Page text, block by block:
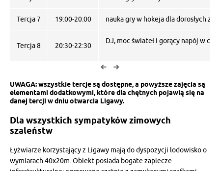
Tercja 7 19:00-20:00 nauka gry w hokeja dla dorosłych z
Tercja 8 20:30-22:30
DJ, moc świateł i gorący napój w
UWAGA: wszystkie tercje są dostępne, a powyższe zajęcia są
elementami dodatkowymi, które dla chętnych pojawią się na
danej tercji w dniu otwarcia Ligawy.
Dla wszystkich sympatyków zimowych
szaleństw
Łyżwiarze korzystający z Ligawy mają do dyspozycji lodowisko o
wymiarach 40x20m. Obiekt posiada bogate zaplecze